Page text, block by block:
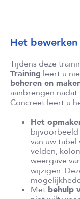
Het
Tijdens deze
Training leert u
beheren en
aanbrengen
Concreet leert u
Het
bijvoorbeeld
van uw tabel
velden,
weergave
wijzigen.
Met behulp